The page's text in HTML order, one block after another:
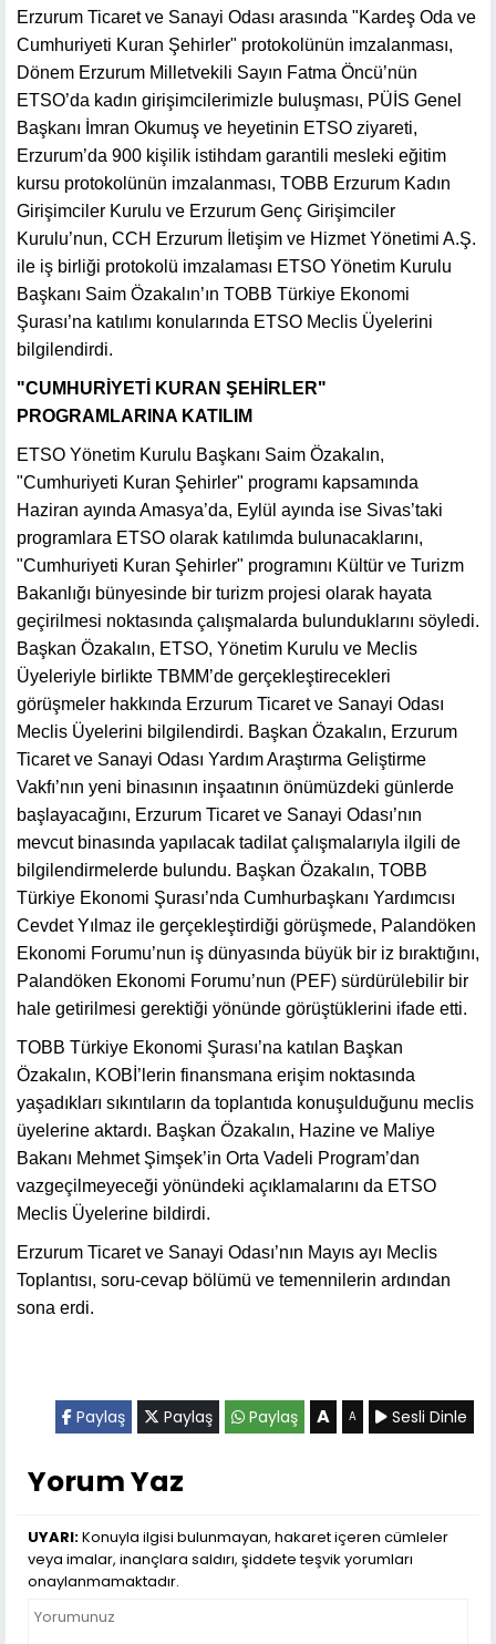
Erzurum Ticaret ve Sanayi Odası arasında "Kardeş Oda ve
Cumhuriyeti Kuran Şehirler" protokolünün imzalanması,
Dönem Erzurum Milletvekili Sayın Fatma Öncü’nün
ETSO’da kadın girişimcilerimizle buluşması, PÜİS Genel
Başkanı İmran Okumuş ve heyetinin ETSO ziyareti,
Erzurum’da 900 kişilik istihdam garantili mesleki eğitim
kursu protokolünün imzalanması, TOBB Erzurum Kadın
Girişimciler Kurulu ve Erzurum Genç Girişimciler
Kurulu’nun, CCH Erzurum İletişim ve Hizmet Yönetimi A.Ş.
ile iş birliği protokolü imzalaması ETSO Yönetim Kurulu
Başkanı Saim Özakalın’ın TOBB Türkiye Ekonomi
Şurası’na katılımı konularında ETSO Meclis Üyelerini
bilgilendirdi.
"CUMHURİYETİ KURAN ŞEHİRLER"
PROGRAMLARINA KATILIM
ETSO Yönetim Kurulu Başkanı Saim Özakalın,
"Cumhuriyeti Kuran Şehirler" programı kapsamında
Haziran ayında Amasya’da, Eylül ayında ise Sivas’taki
programlara ETSO olarak katılımda bulunacaklarını,
"Cumhuriyeti Kuran Şehirler" programını Kültür ve Turizm
Bakanlığı bünyesinde bir turizm projesi olarak hayata
geçirilmesi noktasında çalışmalarda bulunduklarını söyledi.
Başkan Özakalın, ETSO, Yönetim Kurulu ve Meclis
Üyeleriyle birlikte TBMM’de gerçekleştirecekleri
görüşmeler hakkında Erzurum Ticaret ve Sanayi Odası
Meclis Üyelerini bilgilendirdi. Başkan Özakalın, Erzurum
Ticaret ve Sanayi Odası Yardım Araştırma Geliştirme
Vakfı’nın yeni binasının inşaatının önümüzdeki günlerde
başlayacağını, Erzurum Ticaret ve Sanayi Odası’nın
mevcut binasında yapılacak tadilat çalışmalarıyla ilgili de
bilgilendirmelerde bulundu. Başkan Özakalın, TOBB
Türkiye Ekonomi Şurası’nda Cumhurbaşkanı Yardımcısı
Cevdet Yılmaz ile gerçekleştirdiği görüşmede, Palandöken
Ekonomi Forumu’nun iş dünyasında büyük bir iz bıraktığını,
Palandöken Ekonomi Forumu’nun (PEF) sürdürülebilir bir
hale getirilmesi gerektiği yönünde görüştüklerini ifade etti.
TOBB Türkiye Ekonomi Şurası’na katılan Başkan
Özakalın, KOBİ’lerin finansmana erişim noktasında
yaşadıkları sıkıntıların da toplantıda konuşulduğunu meclis
üyelerine aktardı. Başkan Özakalın, Hazine ve Maliye
Bakanı Mehmet Şimşek’in Orta Vadeli Program’dan
vazgeçilmeyeceği yönündeki açıklamalarını da ETSO
Meclis Üyelerine bildirdi.
Erzurum Ticaret ve Sanayi Odası’nın Mayıs ayı Meclis
Toplantısı, soru-cevap bölümü ve temennilerin ardından
sona erdi.
Paylaş Paylaş Paylaş A A Sesli Dinle
Yorum Yaz
UYARI:Konuyla ilgisi bulunmayan, hakaret içeren cümleler
veya imalar, inançlara saldırı, şiddete teşvik yorumları
onaylanmamaktadır.